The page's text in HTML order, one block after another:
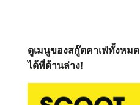
ดูเมนูของสกู๊ตคาเฟ่ทั้งหมด
ได้ที่ด้านล่าง!